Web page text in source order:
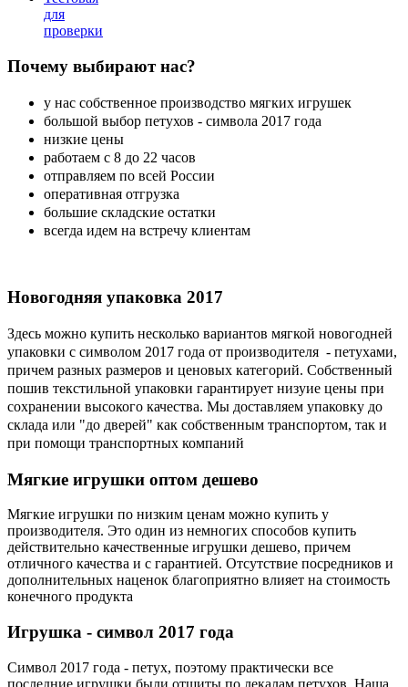
для
проверки
Почему выбирают нас?
у нас собственное производство мягких игрушек
большой выбор петухов - символа 2017 года
низкие цены
работаем с 8 до 22 часов
отправляем по всей России
оперативная отгрузка
большие складские остатки
всегда идем на встречу клиентам
Новогодняя упаковка 2017
Здесь можно купить несколько вариантов мягкой новогодней
упаковки с символом 2017 года от производителя - петухами,
причем разных размеров и ценовых категорий. Собственный
пошив текстильной упаковки гарантирует низуие цены при
сохранении высокого качества. Мы доставляем упаковку до
склада или "до дверей" как собственным транспортом, так и
при помощи транспортных компаний
Мягкие игрушки оптом дешево
Мягкие игрушки по низким ценам можно купить у
производителя. Это один из немногих способов купить
действительно качественные игрушки дешево, причем
отличного качества и с гарантией. Отсутствие посредников и
дополнительных наценок благоприятно влияет на стоимость
конечного продукта
Игрушка - символ 2017 года
Символ 2017 года - петух, поэтому практически все
последние игрушки были отшиты по лекалам петухов. Наша